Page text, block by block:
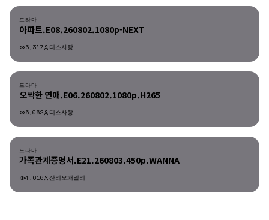
드라마
아파트.E08.260802.1080p-NEXT
6,317 디스사랑
드라마
드라마
오싹한 연애.E06.260802.1080p.H265
6,062 디스사랑
드라마
드라마
가족관계증명서.E21.260803.450p.WANNA
4,616 산리오패밀리